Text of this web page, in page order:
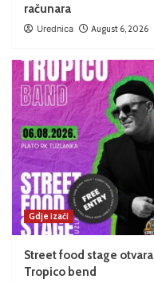
računara
Urednica August 6, 2026
Gdje izaći
Street food stage otvara
Tropico bend